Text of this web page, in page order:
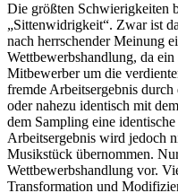
Die größten Schwierigkeiten
„Sittenwidrigkeit“. Zwar ist
nach herrschender Meinung
Wettbewerbshandlung, da
Mitbewerber um die
fremde Arbeitsergebnis
oder nahezu identisch mit
dem Sampling eine
Arbeitsergebnis wird jedoch
Musikstück übernommen.
Wettbewerbshandlung vor.
Transformation und